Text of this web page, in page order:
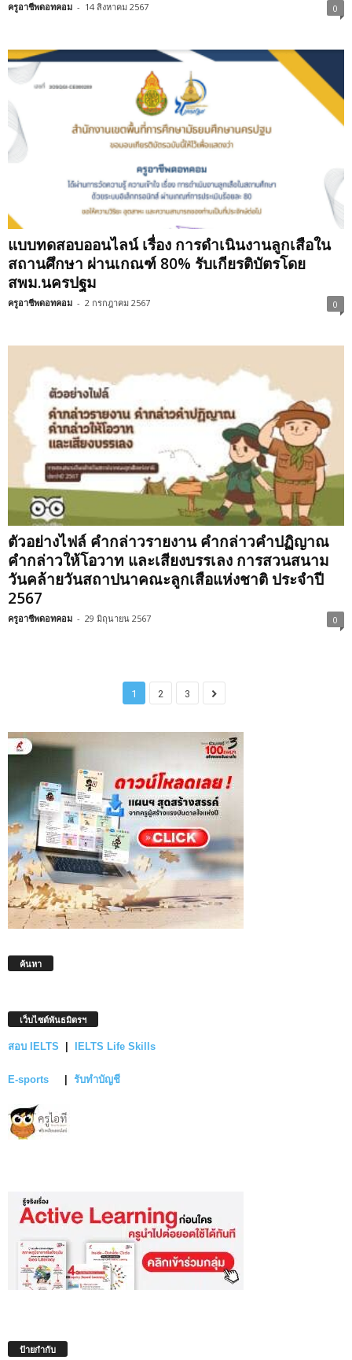
ครูอาชีพดอทคอม - 14 สิงหาคม 2567 0
แบบทดสอบออนไลน์ เรื่อง การดำเนินงานลูกเสือใน
สถานศึกษา ผ่านเกณฑ์ 80% รับเกียรติบัตรโดย
สพม.นครปฐม
ครูอาชีพดอทคอม - 2 กรกฎาคม 2567 0
ตัวอย่างไฟล์ คำกล่าวรายงาน คำกล่าวคำปฏิญาณ
คำกล่าวให้โอวาท และเสียงบรรเลง การสวนสนาม
วันคล้ายวันสถาปนาคณะลูกเสือแห่งชาติ ประจำปี
2567
ครูอาชีพดอทคอม - 29 มิถุนายน 2567 0
1 2 3
ค้นหา
เว็บไซต์พันธมิตรฯ
สอบ IELTS | IELTS Life Skills
E-sports | รับทำบัญชี
ป้ายกำกับ